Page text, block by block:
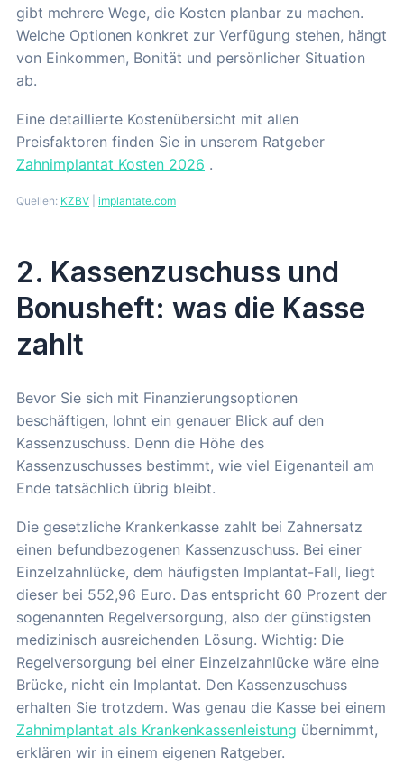
gibt mehrere Wege, die Kosten planbar zu machen.
Welche Optionen konkret zur Verfügung stehen, hängt
von Einkommen, Bonität und persönlicher Situation
ab.
Eine detaillierte Kostenübersicht mit allen
Preisfaktoren finden Sie in unserem Ratgeber
Zahnimplantat Kosten 2026 .
Quellen: KZBV implantate.com
2. Kassenzuschuss und
Bonusheft: was die Kasse
zahlt
Bevor Sie sich mit Finanzierungsoptionen
beschäftigen, lohnt ein genauer Blick auf den
Kassenzuschuss. Denn die Höhe des
Kassenzuschusses bestimmt, wie viel Eigenanteil am
Ende tatsächlich übrig bleibt.
Die gesetzliche Krankenkasse zahlt bei Zahnersatz
einen befundbezogenen Kassenzuschuss. Bei einer
Einzelzahnlücke, dem häufigsten Implantat-Fall, liegt
dieser bei 552,96 Euro. Das entspricht 60 Prozent der
sogenannten Regelversorgung, also der günstigsten
medizinisch ausreichenden Lösung. Wichtig: Die
Regelversorgung bei einer Einzelzahnlücke wäre eine
Brücke, nicht ein Implantat. Den Kassenzuschuss
erhalten Sie trotzdem. Was genau die Kasse bei einem
Zahnimplantat als Krankenkassenleistung übernimmt,
erklären wir in einem eigenen Ratgeber.